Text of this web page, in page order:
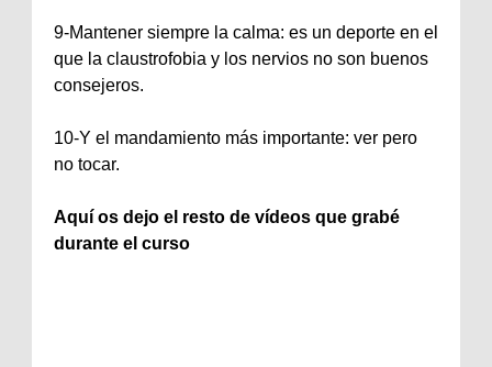
9-Mantener siempre la calma: es un deporte en el
que la claustrofobia y los nervios no son buenos
consejeros.
10-Y el mandamiento más importante: ver pero
no tocar.
Aquí os dejo el resto de vídeos que grabé
durante el curso